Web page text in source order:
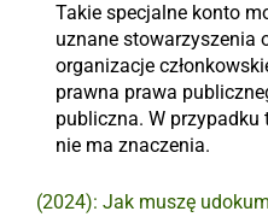
Takie specjalne konto
uznane stowarzyszenia
organizacje
prawna prawa
publiczna. W
nie ma znaczenia.
(2024): Jak muszę